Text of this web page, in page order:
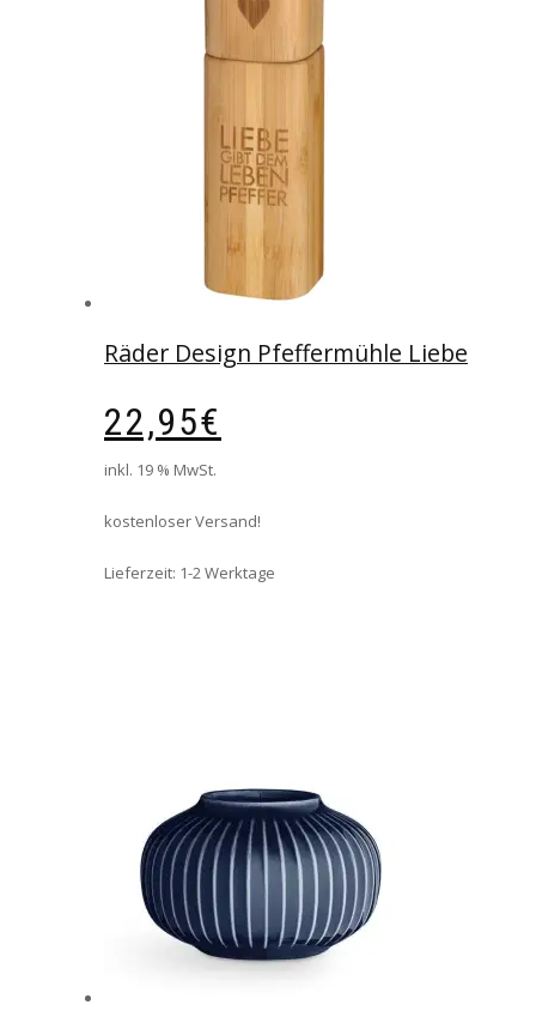
Räder Design Pfeffermühle Liebe
22,95€
inkl. 19 % MwSt.
kostenloser Versand!
Lieferzeit: 1-2 Werktage